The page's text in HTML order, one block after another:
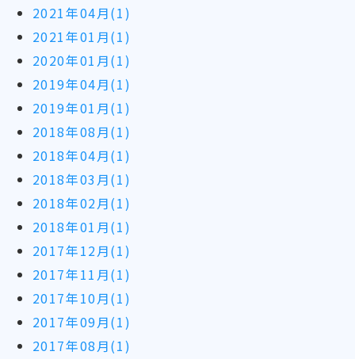
2021年04月(1)
2021年01月(1)
2020年01月(1)
2019年04月(1)
2019年01月(1)
2018年08月(1)
2018年04月(1)
2018年03月(1)
2018年02月(1)
2018年01月(1)
2017年12月(1)
2017年11月(1)
2017年10月(1)
2017年09月(1)
2017年08月(1)